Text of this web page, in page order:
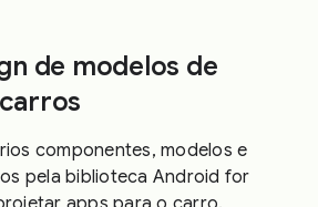
de modelos de
componentes, modelos e
pela biblioteca Android for